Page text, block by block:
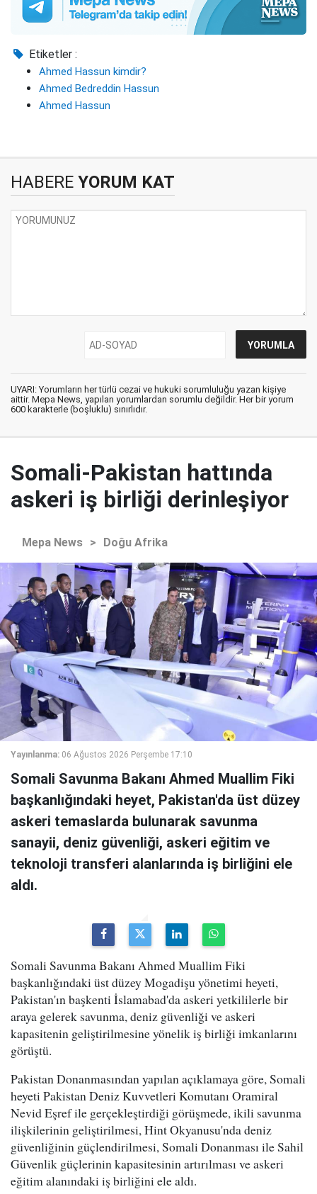
Etiketler :
Ahmed Hassun kimdir?
Ahmed Bedreddin Hassun
Ahmed Hassun
HABERE YORUM KAT
UYARI: Yorumların her türlü cezai ve hukuki sorumluluğu yazan kişiye
aittir. Mepa News, yapılan yorumlardan sorumlu değildir. Her bir yorum
600 karakterle (boşluklu) sınırlıdır.
Somali-Pakistan hattında
askeri iş birliği derinleşiyor
Mepa News > Doğu Afrika
Yayınlanma: 06 Ağustos 2026 Perşembe 17:10
Somali Savunma Bakanı Ahmed Muallim Fiki
başkanlığındaki heyet, Pakistan'da üst düzey
askeri temaslarda bulunarak savunma
sanayii, deniz güvenliği, askeri eğitim ve
teknoloji transferi alanlarında iş birliğini ele
aldı.
Somali Savunma Bakanı Ahmed Muallim Fiki
başkanlığındaki üst düzey Mogadişu yönetimi heyeti,
Pakistan'ın başkenti İslamabad'da askeri yetkililerle bir
araya gelerek savunma, deniz güvenliği ve askeri
kapasitenin geliştirilmesine yönelik iş birliği imkanlarını
görüştü.
Pakistan Donanmasından yapılan açıklamaya göre, Somali
heyeti Pakistan Deniz Kuvvetleri Komutanı Oramiral
Nevid Eşref ile gerçekleştirdiği görüşmede, ikili savunma
ilişkilerinin geliştirilmesi, Hint Okyanusu'nda deniz
güvenliğinin güçlendirilmesi, Somali Donanması ile Sahil
Güvenlik güçlerinin kapasitesinin artırılması ve askeri
eğitim alanındaki iş birliğini ele aldı.